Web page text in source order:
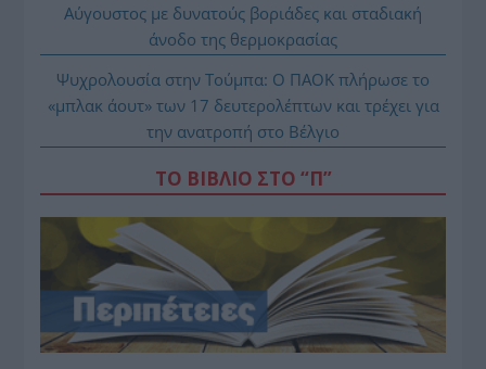
Αύγουστος με δυνατούς βοριάδες και σταδιακή
άνοδο της θερμοκρασίας
Ψυχρολουσία στην Τούμπα: Ο ΠΑΟΚ πλήρωσε το
«μπλακ άουτ» των 17 δευτερολέπτων και τρέχει για
την ανατροπή στο Βέλγιο
ΤΟ ΒΙΒΛΙΟ ΣΤΟ “Π”